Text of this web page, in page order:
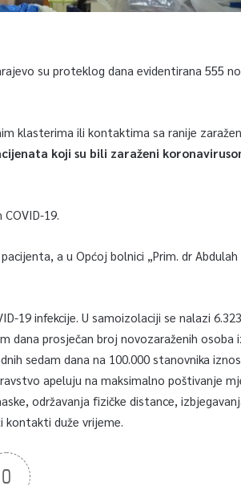
su proteklog dana evidentirana 555
klasterima ili kontaktima sa ranije
koji su bili zaraženi
19.
a u Općoj bolnici „Prim. dr Abdulah
19 infekcije. U samoizolaciji se nalazi
dana prosječan broj novozaraženih osoba
sedam dana na 100.000 stanovnika
apeluju na maksimalno poštivanje
održavanja fizičke distance,
kontakti duže vrijeme.
0